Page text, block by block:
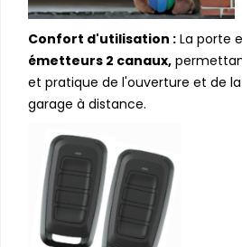
Confort d'utilisation : La porte
émetteurs 2 canaux,
et pratique de l'ouverture et de
garage à distance.